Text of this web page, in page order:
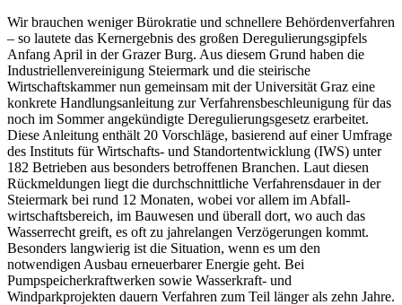
Wir brauchen weniger Bürokratie und schnellere Behördenverfahren
– so lautete das Kernergebnis des großen Deregulierungsgipfels
Anfang April in der Grazer Burg. Aus diesem Grund haben die
Industriellenvereinigung Steiermark und die steirische
Wirtschaftskammer nun gemeinsam mit der Universität Graz eine
konkrete Handlungsanleitung zur Verfahrensbeschleunigung für das
noch im Sommer angekündigte Deregulierungsgesetz erarbeitet.
Diese Anleitung enthält 20 Vorschläge, basierend auf einer Umfrage
des Instituts für Wirtschafts- und Standortentwicklung (IWS) unter
182 Betrieben aus besonders betroffenen Branchen. Laut diesen
Rückmeldungen liegt die durchschnittliche Verfahrensdauer in der
Steiermark bei rund 12 Monaten, wobei vor allem im Abfall-
wirtschaftsbereich, im Bauwesen und überall dort, wo auch das
Wasserrecht greift, es oft zu jahrelangen Verzögerungen kommt.
Besonders langwierig ist die Situation, wenn es um den
notwendigen Ausbau erneuerbarer Energie geht. Bei
Pumpspeicherkraftwerken sowie Wasserkraft- und
Windparkprojekten dauern Verfahren zum Teil länger als zehn Jahre.